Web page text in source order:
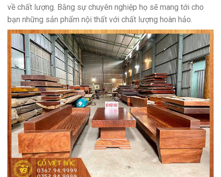
về chất lượng. Bằng sự chuyên nghiệp họ sẽ mang tới cho
bạn những sản phẩm nội thất với chất lượng hoàn hảo.